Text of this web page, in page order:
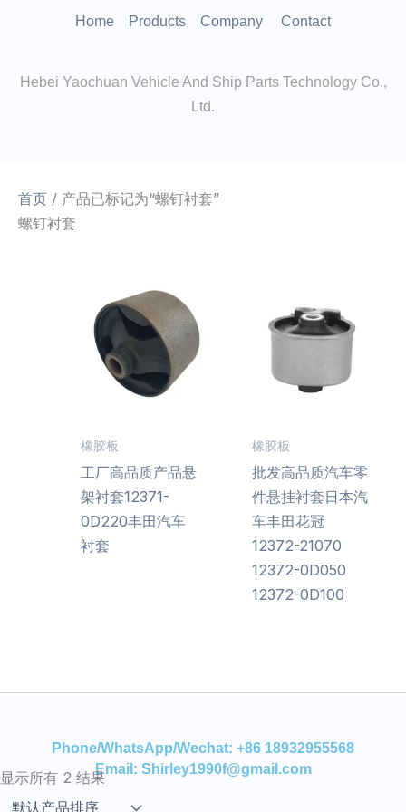
Home Products Company Contact
Hebei Yaochuan Vehicle And Ship Parts Technology Co.,
Ltd.
首页 / 产品已标记为“螺钉衬套”
螺钉衬套
显示所有 2 结果
橡胶板
工厂高品质产品悬
架衬套12371-
0D220丰田汽车
衬套
橡胶板
批发高品质汽车零
件悬挂衬套日本汽
车丰田花冠
12372-21070
12372-0D050
12372-0D100
Phone/WhatsApp/Wechat: +86 18932955568
Email: Shirley1990f@gmail.com